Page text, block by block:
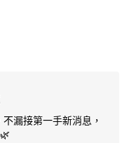
漏接第一手新消息，